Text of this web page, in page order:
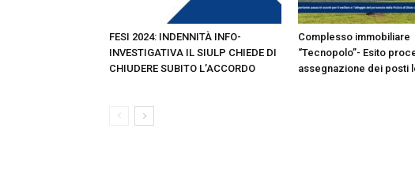
FESI 2024: INDENNITÀ INFO-
INVESTIGATIVA IL SIULP CHIEDE DI
CHIUDERE SUBITO L’ACCORDO
Complesso immobiliare
“Tecnopolo”- Esito
assegnazione dei posti